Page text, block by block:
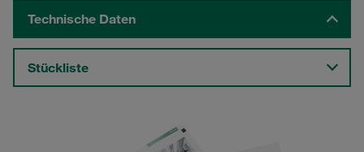
Technische Daten
Stückliste